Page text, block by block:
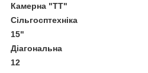
Камерна "TT"
Сільгосптехніка
15"
Діагональна
12